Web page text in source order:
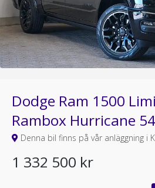
Dodge Ram 1500
Rambox Hurricane
Denna bil finns på vår anläggning i
1 332 500 kr